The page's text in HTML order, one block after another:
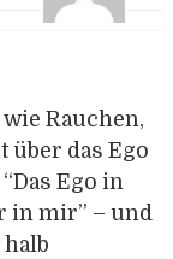
Rauchen,
das Ego
Ego in
in mir” – und